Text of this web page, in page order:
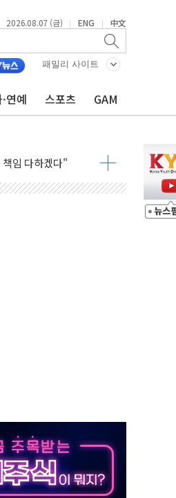
2026.08.07 (금) | ENG | 中文
패밀리 사이트
연예 스포츠 GAM
에 따른 것"
임 다하겠다"
변수
사태' 재발 방지
'
통화"
각변동 본격화